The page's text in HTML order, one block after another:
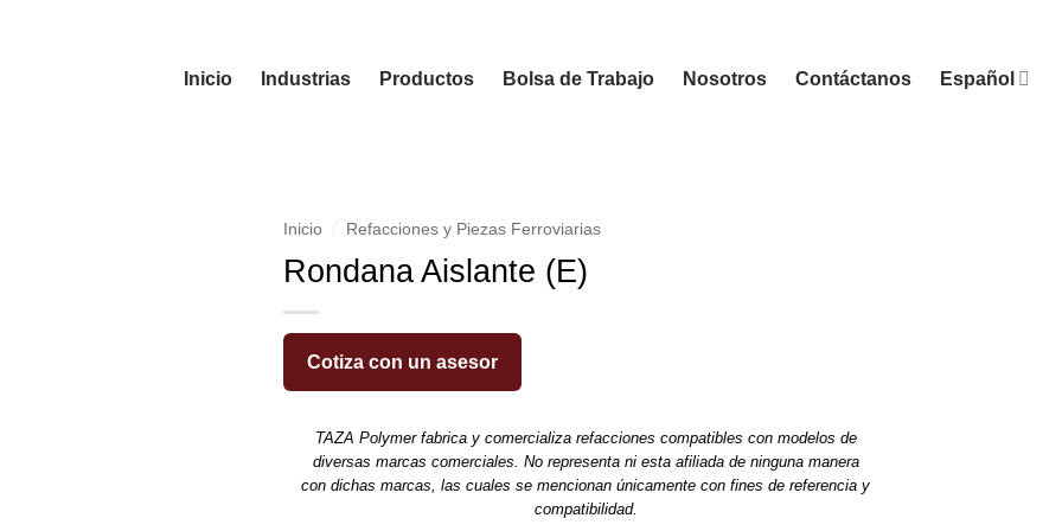
Inicio Industrias Productos Bolsa de Trabajo Nosotros Contáctanos Español
Inicio Refacciones y Piezas Ferroviarias
Rondana Aislante (E)
Cotiza con un asesor
TAZA Polymer fabrica y comercializa refacciones compatibles con modelos de
diversas marcas comerciales. No representa ni esta afiliada de ninguna manera
con dichas marcas, las cuales se mencionan únicamente con fines de referencia y
compatibilidad.